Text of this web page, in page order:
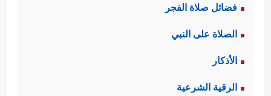
فضائل صلاة الفجر
الصلاة على النبي
الأذكار
الرقية الشرعية